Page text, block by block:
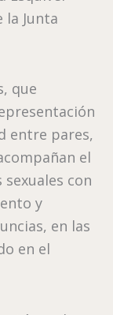
la Junta
que
entre pares,
el
con
y
en las
en el